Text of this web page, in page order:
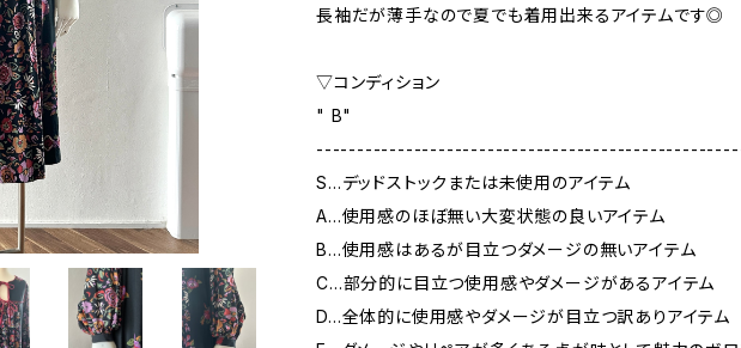
長袖だが薄手なので夏でも着用出来るアイテムです◎
▽コンディション
" B"
S…デッドストックまたは未使用のアイテム
A…使用感のほぼ無い大変状態の良いアイテム
B…使用感はあるが目立つダメージの無いアイテム
C…部分的に目立つ使用感やダメージがあるアイテム
D…全体的に使用感やダメージが目立つ訳ありアイテム